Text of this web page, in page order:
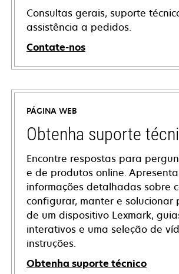
Consultas gerais, suporte
assistência a pedidos.
Contate-nos
PÁGINA WEB
Obtenha suporte
Encontre respostas para
e de produtos online.
informações detalhadas sobre
configurar, manter e solucionar
de um dispositivo Lexmark,
interativos e uma seleção de
instruções.
Obtenha suporte técnico